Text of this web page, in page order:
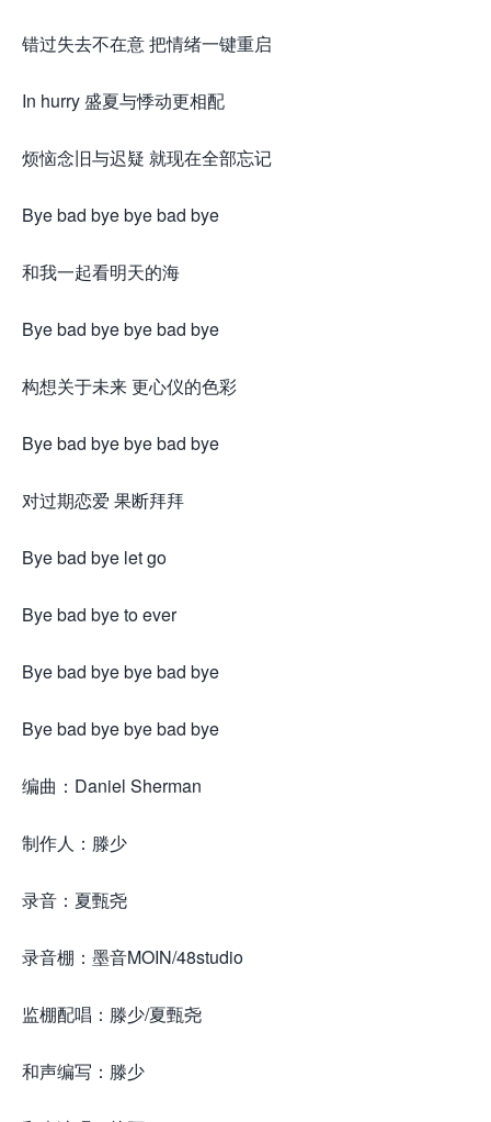
错过失去不在意 把情绪一键重启
In hurry 盛夏与悸动更相配
烦恼念旧与迟疑 就现在全部忘记
Bye bad bye bye bad bye
和我一起看明天的海
Bye bad bye bye bad bye
构想关于未来 更心仪的色彩
Bye bad bye bye bad bye
对过期恋爱 果断拜拜
Bye bad bye let go
Bye bad bye to ever
Bye bad bye bye bad bye
Bye bad bye bye bad bye
编曲：Daniel Sherman
制作人：滕少
录音：夏甄尧
录音棚：墨音MOIN/48studio
监棚配唱：滕少/夏甄尧
和声编写：滕少